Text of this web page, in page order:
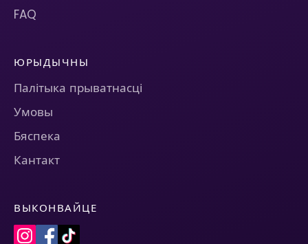
FAQ
ЮРЫДЫЧНЫ
Палітыка прыватнасці
Умовы
Бяспека
Кантакт
ВЫКОНВАЙЦЕ